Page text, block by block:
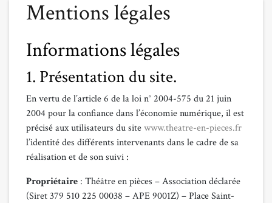
Mentions légales
Informations légales
1. Présentation du site.
En vertu de l’article 6 de la loi n° 2004-575 du 21 juin
2004 pour la confiance dans l’économie numérique, il est
précisé aux utilisateurs du sitewww.theatre-en-pieces.fr
l’identité des différents intervenants dans le cadre de sa
réalisation et de son suivi :
Propriétaire: Théâtre en pièces – Association déclarée
(Siret 379 510 225 00038 – APE 9001Z) – Place Saint-